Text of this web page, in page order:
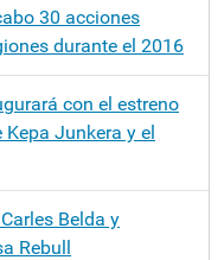
30 acciones
durante el 2016
con el estreno
Junkera y el
Belda y
Rebull